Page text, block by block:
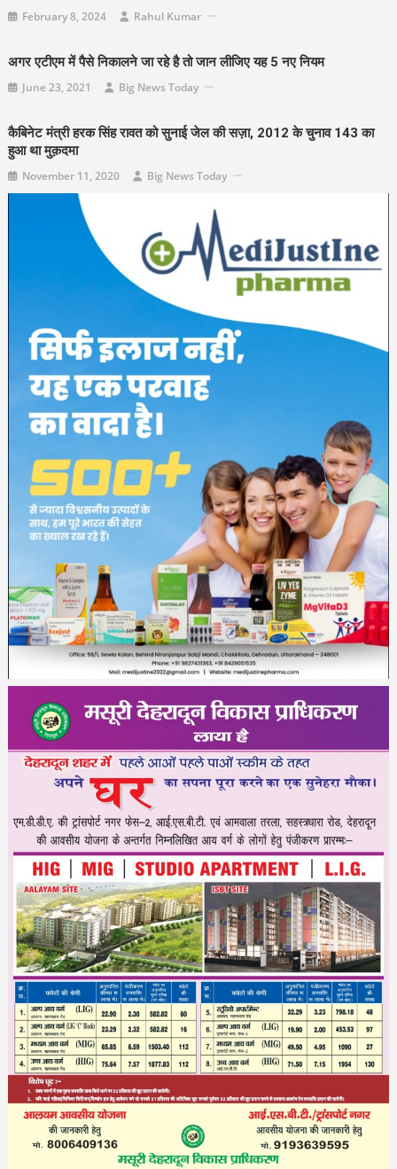
February 8, 2024 Rahul Kumar
अगर एटीएम में पैसे निकालने जा रहे है तो जान लीजिए यह 5 नए नियम
June 23, 2021 Big News Today
कैबिनेट मंत्री हरक सिंह रावत को सुनाई जेल की सज़ा, 2012 के चुनाव 143 का
हुआ था मुक़दमा
November 11, 2020 Big News Today